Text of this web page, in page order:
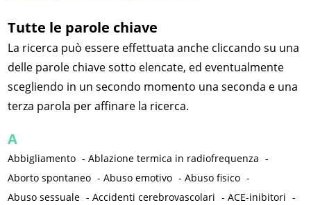
Tutte le parole chiave
La ricerca può essere effettuata anche cliccando su una
delle parole chiave sotto elencate, ed eventualmente
scegliendo in un secondo momento una seconda e una
terza parola per affinare la ricerca.
A
Abbigliamento -Ablazione termica in radiofrequenza -
Aborto spontaneo -Abuso emotivo -Abuso fisico -
Abuso sessuale -Accidenti cerebrovascolari -ACE-inibitori -